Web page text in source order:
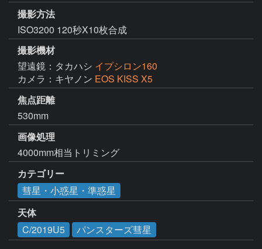
撮影方法
ISO3200 120秒X10枚合成
撮影機材
望遠鏡：タカハシ イプシロン160
カメラ：キヤノン EOS KISS X5
焦点距離
530mm
画像処理
カテゴリー
彗星・小惑星・準惑星
天体
C/2019U5
パンスターズ彗星